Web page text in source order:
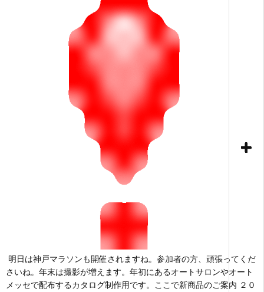
明日は神戸マラソンも開催されますね。参加者の方、頑張ってくだ
さいね。年末は撮影が増えます。年初にあるオートサロンやオート
メッセで配布するカタログ制作用です。ここで新商品のご案内 ２０